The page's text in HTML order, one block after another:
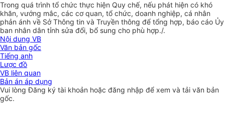
Trong quá trình tổ chức thực hiện Quy chế, nếu phát hiện có khó
khăn, vướng mắc, các cơ quan, tổ chức, doanh nghiệp, cá nhân
phản ánh về Sở Thông tin và Truyền thông để tổng hợp, báo cáo Ủy
ban nhân dân tỉnh sửa đổi, bổ sung cho phù hợp./.
Nội dung VB
Văn bản gốc
Tiếng anh
Lược đồ
VB liên quan
Bản án áp dụng
Vui lòngĐăng ký tài khoản hoặc đăng nhập để xem và tải văn bản
gốc.